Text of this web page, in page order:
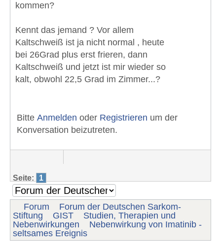
kommen?
Kennt das jemand ? Vor allem
Kaltschweiß ist ja nicht normal , heute
bei 26Grad plus erst frieren, dann
Kaltschweiß und jetzt ist mir wieder so
kalt, obwohl 22,5 Grad im Zimmer...?
Bitte Anmelden oder Registrieren um der
Konversation beizutreten.
Seite: 1
Forum
Forum der Deutschen Sarkom-
Stiftung
GIST
Studien, Therapien und
Nebenwirkungen
Nebenwirkung von Imatinib -
seltsames Ereignis